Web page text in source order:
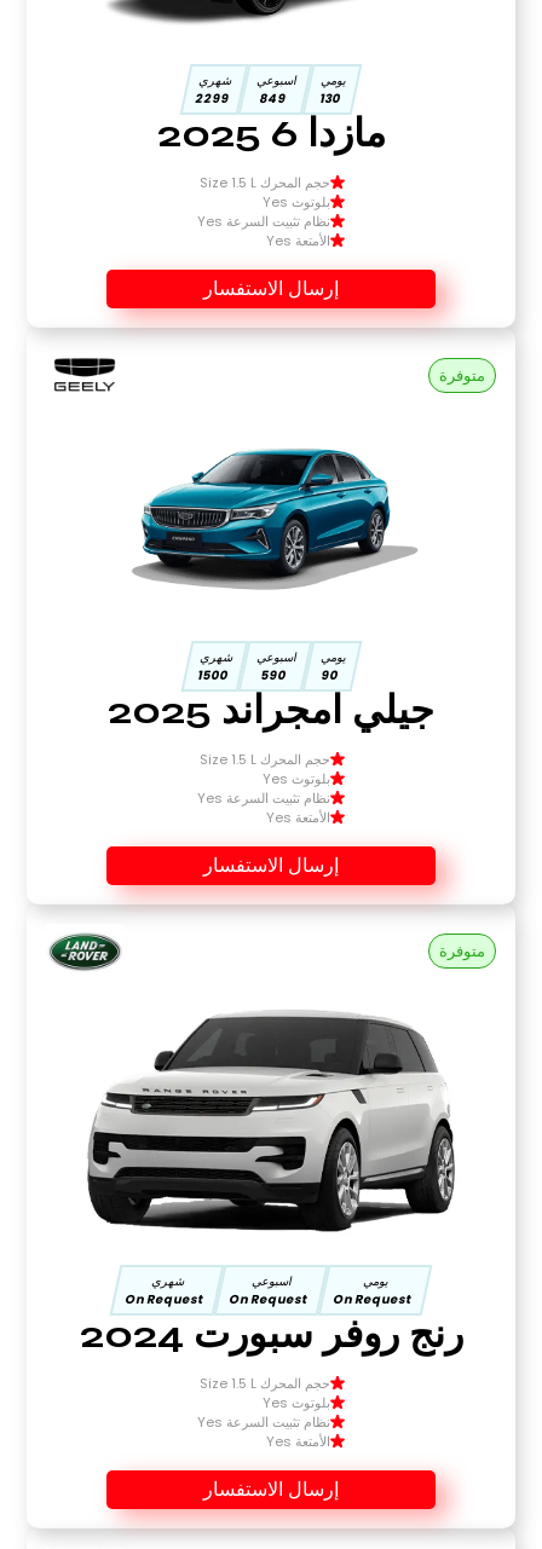
يومي
130
اسبوعي
849
شهري
2299
مازدا 6 2025
حجم المحرك Size 1.5 L
بلوتوث Yes
نظام تثبيت السرعة Yes
الأمتعة Yes
إرسال الاستفسار
متوفرة
يومي
90
اسبوعي
590
شهري
1500
جيلي امجراند 2025
حجم المحرك Size 1.5 L
بلوتوث Yes
نظام تثبيت السرعة Yes
الأمتعة Yes
إرسال الاستفسار
متوفرة
يومي
On Request
اسبوعي
On Request
شهري
On Request
رنج روفر سبورت 2024
حجم المحرك Size 1.5 L
بلوتوث Yes
نظام تثبيت السرعة Yes
الأمتعة Yes
إرسال الاستفسار